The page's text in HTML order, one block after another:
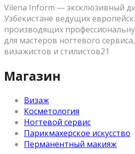
Vilena Inform — эксклюзивный
Узбекистане ведущих
производящих
для мастеров ногтевого
визажистов и стилистов21
Магазин
Визаж
Косметология
Ногтевой сервис
Парикмахерское искусство
Перманентный макияж